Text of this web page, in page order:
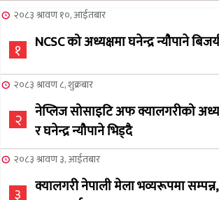
२०८३ श्रावण १०, आईतबार
१ NCSC को अध्यक्षमा घनेन्द्र न्यौपाने
२०८३ श्रावण ८, शुक्रबार
२
नेप्लिज सोसाइटि अफ क्यालगरीको
र घनेन्द्र न्यौपाने भिड्दै
२०८३ श्रावण ३, आईतबार
३
क्यालगरी नेपाली मेला भव्यरूपमा